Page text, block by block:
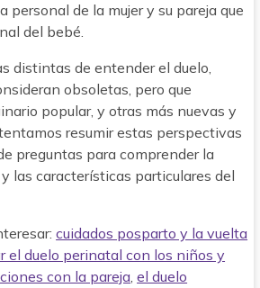
personal de la mujer y su pareja que
del bebé.
distintas de entender el duelo,
obsoletas, pero que
popular, y otras más nuevas y
resumir estas perspectivas
preguntas para comprender la
las características particulares del
cuidados posparto y la vuelta
el duelo perinatal con los niños y
con la pareja,el duelo